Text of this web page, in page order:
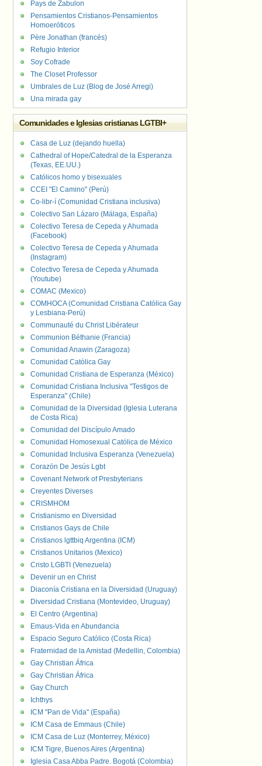
Pays de Zabulon
Pensamientos Cristianos-Pensamientos
Homoeróticos
Père Jonathan (francés)
Refugio Interior
Soy Cofrade
The Closet Professor
Umbrales de Luz (Blog de José Arregi)
Una mirada gay
Comunidades e Iglesias cristianas LGTBI+
Casa de Luz (dejando huella)
Cathedral of Hope/Catedral de la Esperanza
(Texas, EE.UU.)
Católicos homo y bisexuales
CCEI "El Camino" (Perú)
Co-libr-í (Comunidad Cristiana inclusiva)
Colectivo San Lázaro (Málaga, España)
Colectivo Teresa de Cepeda y Ahumada
(Facebook)
Colectivo Teresa de Cepeda y Ahumada
(Instagram)
Colectivo Teresa de Cepeda y Ahumada
(Youtube)
COMAC (Mexico)
COMHOCA (Comunidad Cristiana Católica Gay
y Lesbiana-Perú)
Communauté du Christ Libérateur
Communion Béthanie (Francia)
Comunidad Anawin (Zaragoza)
Comunidad Católica Gay
Comunidad Cristiana de Esperanza (México)
Comunidad Cristiana Inclusiva "Testigos de
Esperanza" (Chile)
Comunidad de la Diversidad (Iglesia Luterana
de Costa Rica)
Comunidad del Discípulo Amado
Comunidad Homosexual Católica de México
Comunidad Inclusiva Esperanza (Venezuela)
Corazón De Jesús Lgbt
Covenant Network of Presbyterians
Creyentes Diverses
CRISMHOM
Cristianismo en Diversidad
Cristianos Gays de Chile
Cristianos lgttbiq Argentina (ICM)
Cristianos Unitarios (Mexico)
Cristo LGBTI (Venezuela)
Devenir un en Christ
Diaconía Cristiana en la Diversidad (Uruguay)
Diversidad Cristiana (Montevideo, Uruguay)
El Centro (Argentina)
Emaus-Vida en Abundancia
Espacio Seguro Católico (Costa Rica)
Fraternidad de la Amistad (Medellin, Colombia)
Gay Christian África
Gay Christian África
Gay Church
Ichthys
ICM "Pan de Vida" (España)
ICM Casa de Emmaus (Chile)
ICM Casa de Luz (Monterrey, México)
ICM Tigre, Buenos Aires (Argentina)
Iglesia Casa Abba Padre. Bogotá (Colombia)